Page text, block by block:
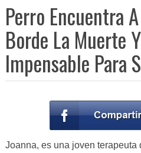
Perro Encuentra
Borde La Muerte
Impensable Para
Joanna, es una joven terapeuta